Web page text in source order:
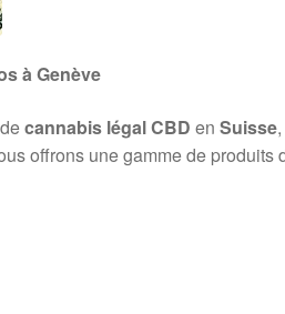
à Genève
cannabis légal CBD enSuisse
offrons une gamme de